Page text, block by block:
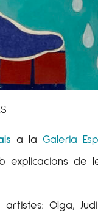
a la Galeria
explicacions de
Olga,